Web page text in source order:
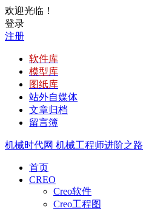
欢迎光临！
登录
注册
软件库
模型库
图纸库
站外自媒体
文章归档
留言簿
机械时代网 机械工程师进阶之路
首页
CREO
Creo软件
Creo工程图